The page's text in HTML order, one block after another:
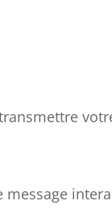
message